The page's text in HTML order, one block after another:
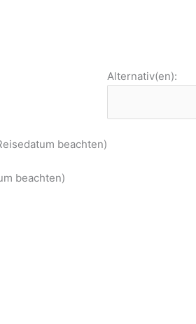
Alternativ(en):
beachten)
beachten)